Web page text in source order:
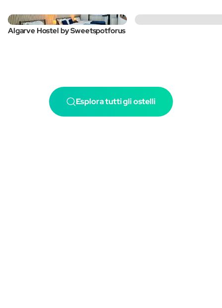
Algarve Hostel by Sweetspotforus
Esplora tutti gli ostelli